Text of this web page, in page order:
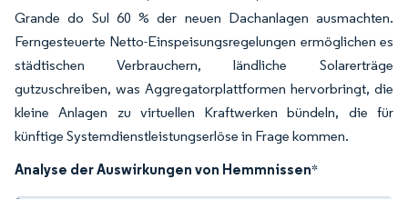
Grande do Sul 60 % der neuen Dachanlagen ausmachten.
Ferngesteuerte Netto-Einspeisungsregelungen ermöglichen es
städtischen Verbrauchern, ländliche Solarerträge
gutzuschreiben, was Aggregatorplattformen hervorbringt, die
kleine Anlagen zu virtuellen Kraftwerken bündeln, die für
künftige Systemdienstleistungserlöse in Frage kommen.
Analyse der Auswirkungen von Hemmnissen*